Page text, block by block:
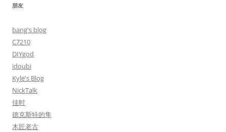
朋友
bang's blog
C7210
DIYgod
idoubi
Kyle's Blog
NickTalk
佳时
德克斯特的隼
木匠老古